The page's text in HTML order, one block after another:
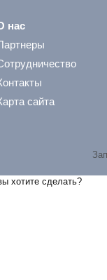
нас
сайта
хотите сделать?